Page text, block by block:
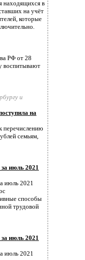
находящихся в
на учёт
которые
РФ от 28
воспитывают
и
на
перечислению
семьям,
июль 2021
июль 2021
способы
трудовой
июль 2021
июль 2021